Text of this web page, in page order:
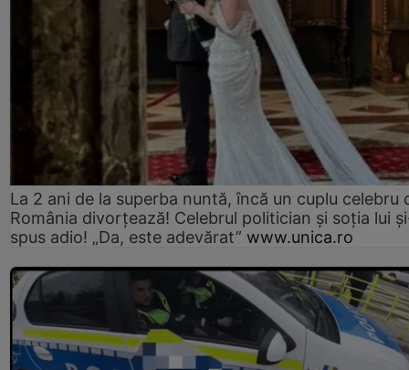
La 2 ani de la superba nuntă, încă un cuplu celebru
România divorțează! Celebrul politician și soția lui
spus adio! „Da, este adevărat” www.unica.ro